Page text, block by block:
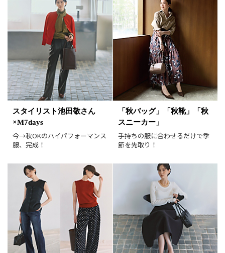
画像小 画像大
30件 90件
並び順 おすすめ順
人気順
新着順
価格が安い順
価格が高い順
値下げ実施日順
ホワイト ブラック
グレー
ベージュ
ブラウン
オレンジ
イエロー
レッド
ピンク
パープル
グリーン
ブルー
ゴールド
シルバー マルチ
スタイリスト池田敬さん
×M7days
今→秋OKのハイパフォーマンス
服、完成！
「秋バッグ」「秋靴」「秋
スニーカー」
手持ちの服に合わせるだけで季
節を先取り！